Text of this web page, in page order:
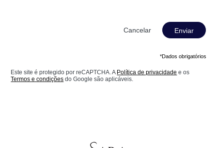
Enviar
*Dados obrigatórios
Este site é protegido por reCAPTCHA. A Política de privacidade e os
Termos e condições do Google são aplicáveis.